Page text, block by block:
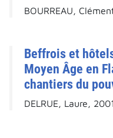
BOURREAU,
Beffrois et
Moyen Âge en
chantiers du
DELRUE, Laure, 2001